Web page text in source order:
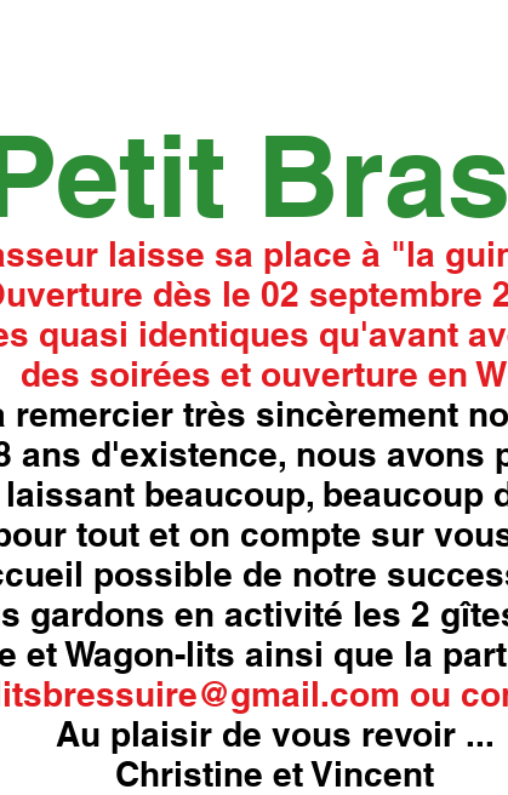
laisse sa place à "la
dès le 02 septembre
quasi identiques qu'avant
des soirées et ouverture en
remercier très sincèrement
ans d'existence, nous avons
beaucoup, beaucoup
tout et on compte sur
possible de notre
gardons en activité les 2
et Wagon-lits ainsi que la
ou
Au plaisir de vous revoir ...
Christine et Vincent